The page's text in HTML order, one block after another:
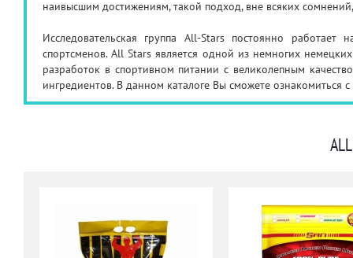
наивысшим достижениям, такой подход, вне всяких
Исследовательская группа All-Stars постоянно
спортсменов. All Stars является одной из немногих
разработок в спортивном питании с великолепным
ингредиентов. В данном каталоге Вы сможете ознакомиться